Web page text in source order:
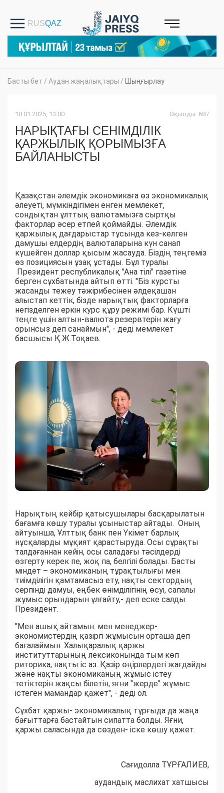
Басты бет / Аудан жаңалықтары / Шыңғырлау
10.01.2025, 13:00 Оқылды: 687
НАРЫҚТАҒЫ СЕНІМДІЛІК
ҚАРЖЫЛЫҚ ҚОРЫМЫЗҒА
БАЙЛАНЫСТЫ
Қазақстан әлемдік экономикаға өз экономикалық
әлеуеті, мүмкіндігімен енген мемлекет,
сондықтан ұлттық валютамызға сыртқы
факторлар әсер етпей қоймайды. Әлемдік
қаржылық дағдарыстар тұсында кез-келген
дамушы елдердің валюталарына күн санап
күшейген доллар қысым жасауда. Біздің теңгеміз
өз позициясын ұзақ ұстады. Бұл туралы
Президент республикалық "Ана тілі" газетіне
берген сұхбатында айтып өтті. "Біз курсты
жасанды тежеу тәжірибесінен әлдеқашан
алыстап кеттік, бізде нарықтық факторларға
негізделген еркін курс құру режимі бар. Күшті
теңге үшін алтын-валюта резервтерін жағу
орынсыз деп санаймын", - деді мемлекет
басшысы Қ.Ж.Тоқаев.
Нарықтың кейбір қатысушылары басқарылатын
бағамға көшу туралы ұсыныстар айтады. Оның
айтуынша, Ұлттық банк пен Үкімет барлық
нұсқаларды мұқият қарастыруда. Осы сұрақты
талдағаннан кейін, осы саладағы тәсілдерді
өзгерту керек пе, жоқ па, белгілі болады. Басты
міндет – экономиканың тұрақтылығы мен
тиімділігін қамтамасыз ету, нақты сектордың
серпінді дамуы, еңбек өнімділігінің өсуі, сапалы
жұмыс орындарын ұлғайту,- деп еске салды
Президент.
"Мен ашық айтамын: мен менеджер-
экономистердің қазіргі жұмысын орташа деп
бағалаймын. Халықаралық қаржы
институттарының лексиконында тым көп
риторика, нақты іс аз. Қазір өңірлердегі жағдайды
және нақты экономиканың жұмыс істеу
тетіктерін жақсы білетін, яғни "жерде" жұмыс
істеген мамандар қажет", - деді ол.
Сұхбат қаржы- экономикалық тұрғыда да жаңа
бағыттарға бастайтын сипатта болды. Яғни,
қаржы саласында да сөзден- іске көшу қажет.
Сағидолла ТҰРҒАЛИЕВ,
аудандық маслихат хатшысы